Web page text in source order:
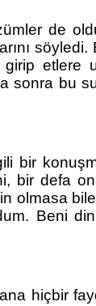
de
söyledi.
etlere
sonra
bir
bir defa
Beni
hiçbir